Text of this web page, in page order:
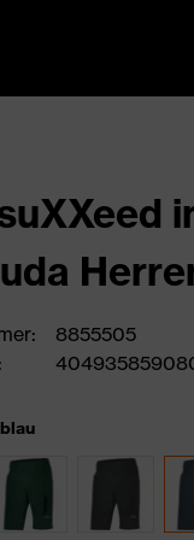
8855505